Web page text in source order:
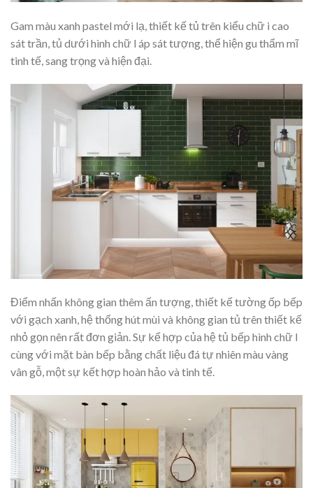
Gam màu xanh pastel mới lạ, thiết kế tủ trên kiểu chữ i cao
sát trần, tủ dưới hình chữ l áp sát tượng, thể hiện gu thẩm mĩ
tinh tế, sang trọng và hiện đại.
Điểm nhấn không gian thêm ấn tượng, thiết kế tường ốp bếp
với gạch xanh, hệ thống hút mùi và không gian tủ trên thiết kế
nhỏ gọn nên rất đơn giản. Sự kế hợp của hệ tủ bếp hình chữ l
cùng với mặt bàn bếp bằng chất liệu đá tự nhiên màu vàng
vân gỗ, một sự kết hợp hoàn hảo và tinh tế.